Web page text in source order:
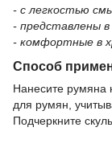
- с легкостью
- представлены
- комфортные в
Способ
Нанесите румяна
для румян,
Подчеркните